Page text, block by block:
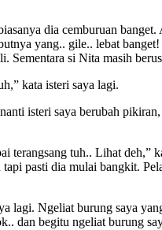
dia cemburuan
yang.. gile.. lebat
si Nita masih
kata isteri saya lagi.
isteri saya berubah
tuh.. Lihat
pasti dia mulai bangkit.
lagi. Ngeliat burung saya
dan begitu ngeliat burung